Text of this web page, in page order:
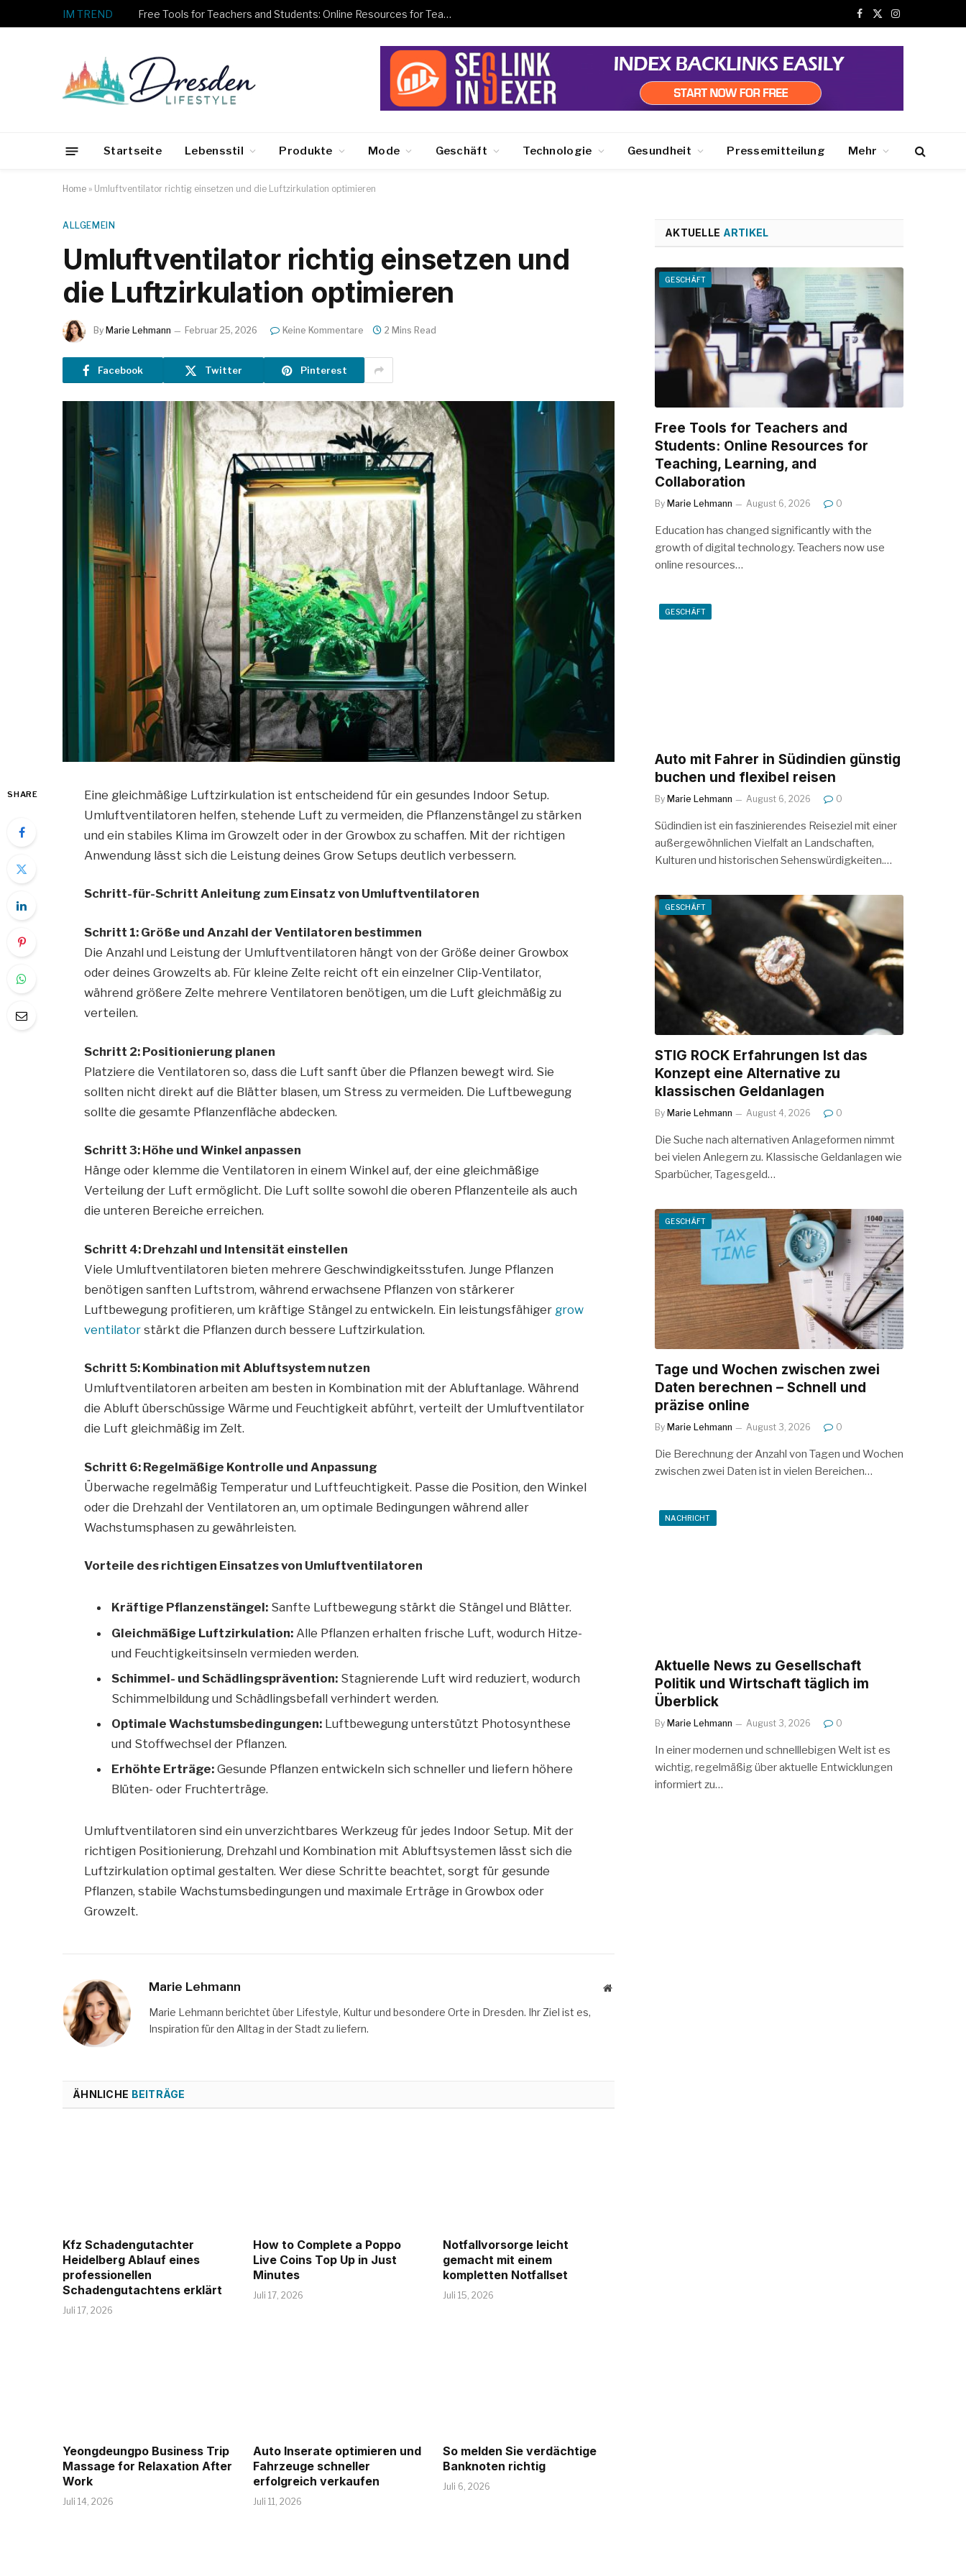
IM TREND Free Tools for Teachers and Students: Online Resources for Teaching, Learning, and Collaboration
Facebook
X
Instagram
Startseite Lebensstil Produkte Mode Geschäft Technologie Gesundheit Pressemitteilung Mehr
Home » Umluftventilator richtig einsetzen und die Luftzirkulation optimieren
ALLGEMEIN
Umluftventilator richtig einsetzen und
die Luftzirkulation optimieren
By Marie Lehmann Februar 25, 2026 Keine Kommentare 2 Mins Read
Facebook Twitter Pinterest
SHARE
Eine gleichmäßige Luftzirkulation ist entscheidend für ein gesundes Indoor Setup.
Umluftventilatoren helfen, stehende Luft zu vermeiden, die Pflanzenstängel zu stärken
und ein stabiles Klima im Growzelt oder in der Growbox zu schaffen. Mit der richtigen
Anwendung lässt sich die Leistung deines Grow Setups deutlich verbessern.
Schritt-für-Schritt Anleitung zum Einsatz von Umluftventilatoren
Schritt 1: Größe und Anzahl der Ventilatoren bestimmen
Die Anzahl und Leistung der Umluftventilatoren hängt von der Größe deiner Growbox
oder deines Growzelts ab. Für kleine Zelte reicht oft ein einzelner Clip-Ventilator,
während größere Zelte mehrere Ventilatoren benötigen, um die Luft gleichmäßig zu
verteilen.
Schritt 2: Positionierung planen
Platziere die Ventilatoren so, dass die Luft sanft über die Pflanzen bewegt wird. Sie
sollten nicht direkt auf die Blätter blasen, um Stress zu vermeiden. Die Luftbewegung
sollte die gesamte Pflanzenfläche abdecken.
Schritt 3: Höhe und Winkel anpassen
Hänge oder klemme die Ventilatoren in einem Winkel auf, der eine gleichmäßige
Verteilung der Luft ermöglicht. Die Luft sollte sowohl die oberen Pflanzenteile als auch
die unteren Bereiche erreichen.
Schritt 4: Drehzahl und Intensität einstellen
Viele Umluftventilatoren bieten mehrere Geschwindigkeitsstufen. Junge Pflanzen
benötigen sanften Luftstrom, während erwachsene Pflanzen von stärkerer
Luftbewegung profitieren, um kräftige Stängel zu entwickeln. Ein leistungsfähiger grow
ventilator stärkt die Pflanzen durch bessere Luftzirkulation.
Schritt 5: Kombination mit Abluftsystem nutzen
Umluftventilatoren arbeiten am besten in Kombination mit der Abluftanlage. Während
die Abluft überschüssige Wärme und Feuchtigkeit abführt, verteilt der Umluftventilator
die Luft gleichmäßig im Zelt.
Schritt 6: Regelmäßige Kontrolle und Anpassung
Überwache regelmäßig Temperatur und Luftfeuchtigkeit. Passe die Position, den Winkel
oder die Drehzahl der Ventilatoren an, um optimale Bedingungen während aller
Wachstumsphasen zu gewährleisten.
Vorteile des richtigen Einsatzes von Umluftventilatoren
Kräftige Pflanzenstängel: Sanfte Luftbewegung stärkt die Stängel und Blätter.
Gleichmäßige Luftzirkulation: Alle Pflanzen erhalten frische Luft, wodurch Hitze-
und Feuchtigkeitsinseln vermieden werden.
Schimmel- und Schädlingsprävention: Stagnierende Luft wird reduziert, wodurch
Schimmelbildung und Schädlingsbefall verhindert werden.
Optimale Wachstumsbedingungen: Luftbewegung unterstützt Photosynthese
und Stoffwechsel der Pflanzen.
Erhöhte Erträge: Gesunde Pflanzen entwickeln sich schneller und liefern höhere
Blüten- oder Fruchterträge.
Umluftventilatoren sind ein unverzichtbares Werkzeug für jedes Indoor Setup. Mit der
richtigen Positionierung, Drehzahl und Kombination mit Abluftsystemen lässt sich die
Luftzirkulation optimal gestalten. Wer diese Schritte beachtet, sorgt für gesunde
Pflanzen, stabile Wachstumsbedingungen und maximale Erträge in Growbox oder
Growzelt.
Marie Lehmann Website
Marie Lehmann berichtet über Lifestyle, Kultur und besondere Orte in Dresden. Ihr Ziel ist es,
Inspiration für den Alltag in der Stadt zu liefern.
ÄHNLICHE BEITRÄGE
Kfz Schadengutachter
Heidelberg Ablauf eines
professionellen
Schadengutachtens erklärt
Juli 17, 2026
How to Complete a Poppo
Live Coins Top Up in Just
Minutes
Juli 17, 2026
Notfallvorsorge leicht
gemacht mit einem
kompletten Notfallset
Juli 15, 2026
Yeongdeungpo Business Trip
Massage for Relaxation After
Work
Juli 14, 2026
Auto Inserate optimieren und
Fahrzeuge schneller
erfolgreich verkaufen
Juli 11, 2026
So melden Sie verdächtige
Banknoten richtig
Juli 6, 2026
AKTUELLE ARTIKEL
GESCHÄFT
Free Tools for Teachers and
Students: Online Resources for
Teaching, Learning, and
Collaboration
By Marie Lehmann August 6, 2026 0
Education has changed significantly with the
growth of digital technology. Teachers now use
online resources…
GESCHÄFT
Auto mit Fahrer in Südindien günstig
buchen und flexibel reisen
By Marie Lehmann August 6, 2026 0
Südindien ist ein faszinierendes Reiseziel mit einer
außergewöhnlichen Vielfalt an Landschaften,
Kulturen und historischen Sehenswürdigkeiten.…
GESCHÄFT
STIG ROCK Erfahrungen Ist das
Konzept eine Alternative zu
klassischen Geldanlagen
By Marie Lehmann August 4, 2026 0
Die Suche nach alternativen Anlageformen nimmt
bei vielen Anlegern zu. Klassische Geldanlagen wie
Sparbücher, Tagesgeld…
GESCHÄFT
Tage und Wochen zwischen zwei
Daten berechnen – Schnell und
präzise online
By Marie Lehmann August 3, 2026 0
Die Berechnung der Anzahl von Tagen und Wochen
zwischen zwei Daten ist in vielen Bereichen…
NACHRICHT
Aktuelle News zu Gesellschaft
Politik und Wirtschaft täglich im
Überblick
By Marie Lehmann August 3, 2026 0
In einer modernen und schnelllebigen Welt ist es
wichtig, regelmäßig über aktuelle Entwicklungen
informiert zu…